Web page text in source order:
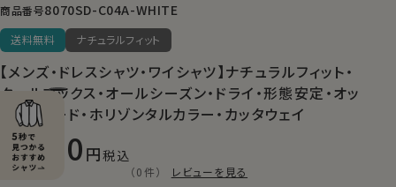
商品番号8070SD-C04A-WHITE
送料無料 ナチュラルフィット
【メンズ・ドレスシャツ・ワイシャツ】ナチュラルフィット・
クールマックス・オールシーズン・ドライ・形態安定・オッ
クスフォード・ホリゾンタルカラー・カッタウェイ
8,800 税込
（0件） レビューを見る